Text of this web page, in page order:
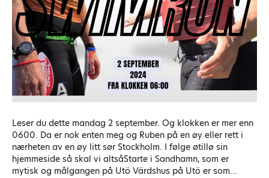
Leser du dette mandag 2 september. Og klokken er mer enn
0600. Da er nok enten meg og Ruben på en øy eller rett i
nærheten av en øy litt sør Stockholm. I følge øtillø sin
hjemmeside så skal vi altsåStarte i Sandhamn, som er
mytisk og målgangen på Utö Värdshus på Utö er som…